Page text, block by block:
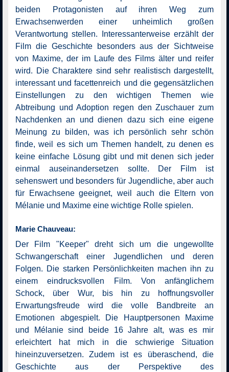
beiden Protagonisten auf ihren Weg zum
Erwachsenwerden einer unheimlich großen
Verantwortung stellen. Interessanterweise erzählt der
Film die Geschichte besonders aus der Sichtweise
von Maxime, der im Laufe des Films älter und reifer
wird. Die Charaktere sind sehr realistisch dargestellt,
interessant und facettenreich und die gegensätzlichen
Einstellungen zu den wichtigen Themen wie
Abtreibung und Adoption regen den Zuschauer zum
Nachdenken an und dienen dazu sich eine eigene
Meinung zu bilden, was ich persönlich sehr schön
finde, weil es sich um Themen handelt, zu denen es
keine einfache Lösung gibt und mit denen sich jeder
einmal auseinandersetzen sollte. Der Film ist
sehenswert und besonders für Jugendliche, aber auch
für Erwachsene geeignet, weil auch die Eltern von
Mélanie und Maxime eine wichtige Rolle spielen.
Marie Chauveau:
Der Film "Keeper" dreht sich um die ungewollte
Schwangerschaft einer Jugendlichen und deren
Folgen. Die starken Persönlichkeiten machen ihn zu
einem eindrucksvollen Film. Von anfänglichem
Schock, über Wur, bis hin zu hoffnungsvoller
Erwartungsfreude wird die volle Bandbreite an
Emotionen abgespielt. Die Hauptpersonen Maxime
und Mélanie sind beide 16 Jahre alt, was es mir
erleichtert hat mich in die schwierige Situation
hineinzuversetzen. Zudem ist es überaschend, die
Geschichte aus der Perspektive des